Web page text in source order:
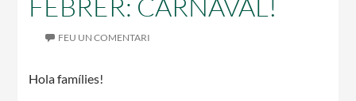
FEBRER: CARNAVAL!
FEU UN COMENTARI
Hola famílies!
CASES DE COLÒNIES